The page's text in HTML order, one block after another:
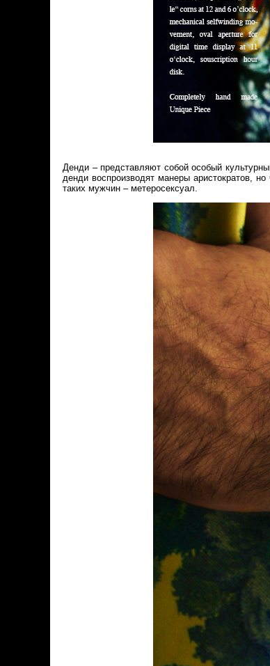
Денди – представляют собой особый
денди воспроизводят манеры аристократов,
таких мужчин – метеросексуал.